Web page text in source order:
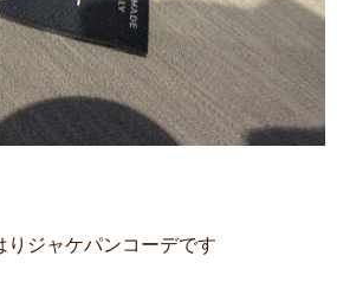
りジャケパンコーデです